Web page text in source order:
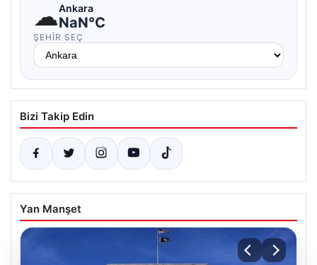
☁Ankara
NaN°C
ŞEHIR SEÇ
Bizi Takip Edin
Yan Manşet